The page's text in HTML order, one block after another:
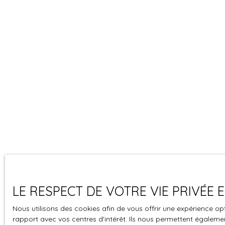
LE RESPECT DE VOTRE VIE PRIVÉE
Nous utilisons des cookies afin de vous offrir une expérience
rapport avec vos centres d'intérêt. Ils nous permettent